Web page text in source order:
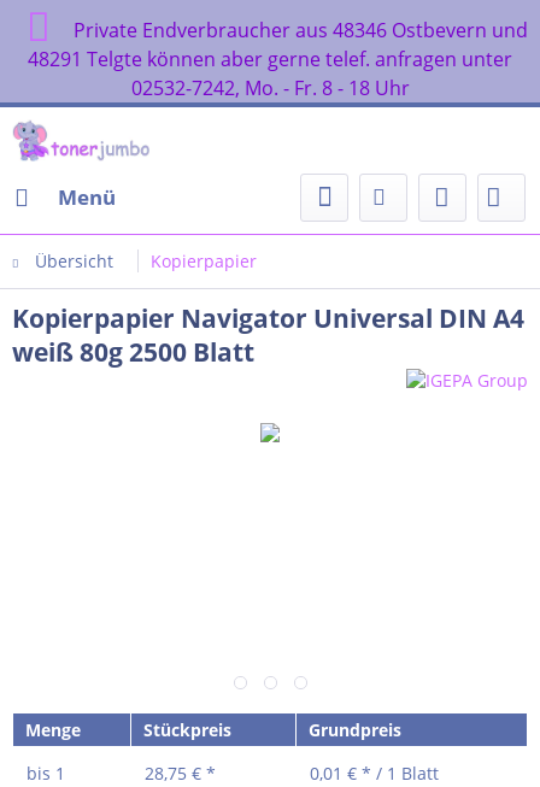
Private Endverbraucher aus 48346 Ostbevern und
48291 Telgte können aber gerne telef. anfragen unter
02532-7242, Mo. - Fr. 8 - 18 Uhr
Menü
Übersicht Kopierpapier
Kopierpapier Navigator Universal DIN A4
weiß 80g 2500 Blatt
Menge Stückpreis
Grundpreis
bis 1 28,75 € * 0,01 € * / 1 Blatt